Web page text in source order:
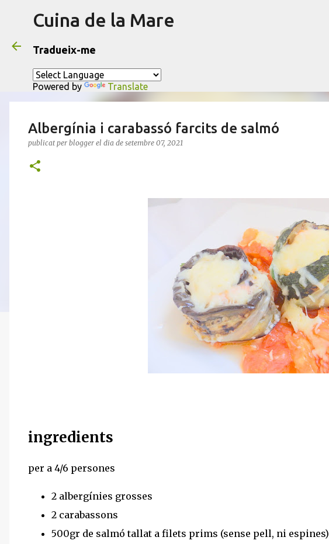
Cuina de la Mare
Tradueix-me
Powered by Translate
Albergínia i carabassó farcits de salmó
publicat per blogger el dia de setembre 07, 2021
ingredients
per a 4/6 persones
2 albergínies grosses
2 carabassons
500gr de salmó tallat a filets prims (sense pell, ni espines)